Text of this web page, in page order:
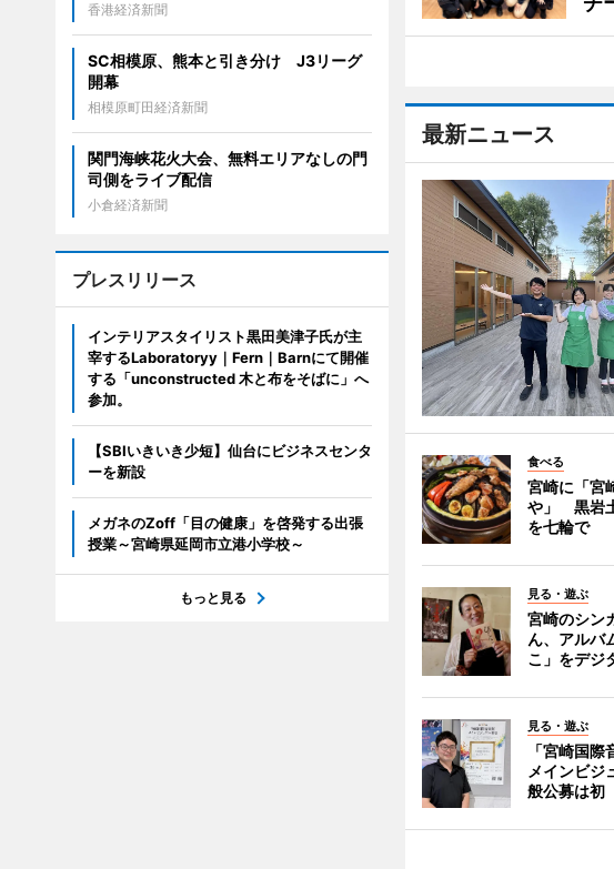
最新ニュース
食べる
宮崎に「宮
や」 黒岩
を七輪で
見る・遊ぶ
宮崎のシン
ん、アルバ
こ」をデジ
見る・遊ぶ
「宮崎国
メインビ
般公募は初
香港経済新聞
SC相模原、熊本と引き分け J3リーグ
開幕
相模原町田経済新聞
関門海峡花火大会、無料エリアなしの門
司側をライブ配信
小倉経済新聞
プレスリリース
インテリアスタイリスト黒田美津子氏が主
宰するLaboratoryy｜Fern｜Barnにて開催
する「unconstructed 木と布をそばに」へ
参加。
【SBIいきいき少短】仙台にビジネスセンタ
ーを新設
メガネのZoff「目の健康」を啓発する出張
授業～宮崎県延岡市立港小学校～
もっと見る